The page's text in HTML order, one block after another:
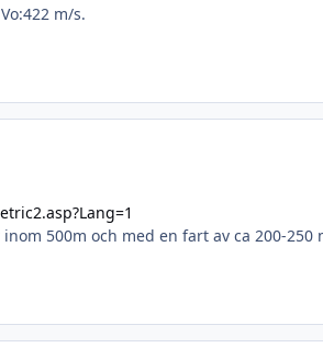
m/s.
500m och med en fart av ca 200-250